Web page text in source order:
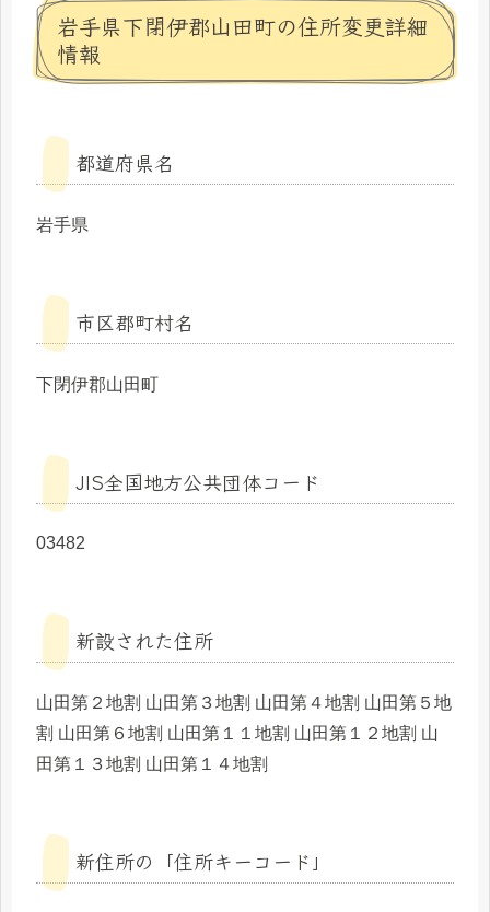
岩手県下閉伊郡山田町の住所変更詳細
情報
都道府県名
岩手県
市区郡町村名
下閉伊郡山田町
JIS全国地方公共団体コード
03482
新設された住所
山田第２地割 山田第３地割 山田第４地割 山田第５地
割 山田第６地割 山田第１１地割 山田第１２地割 山
田第１３地割 山田第１４地割
新住所の「住所キーコード」